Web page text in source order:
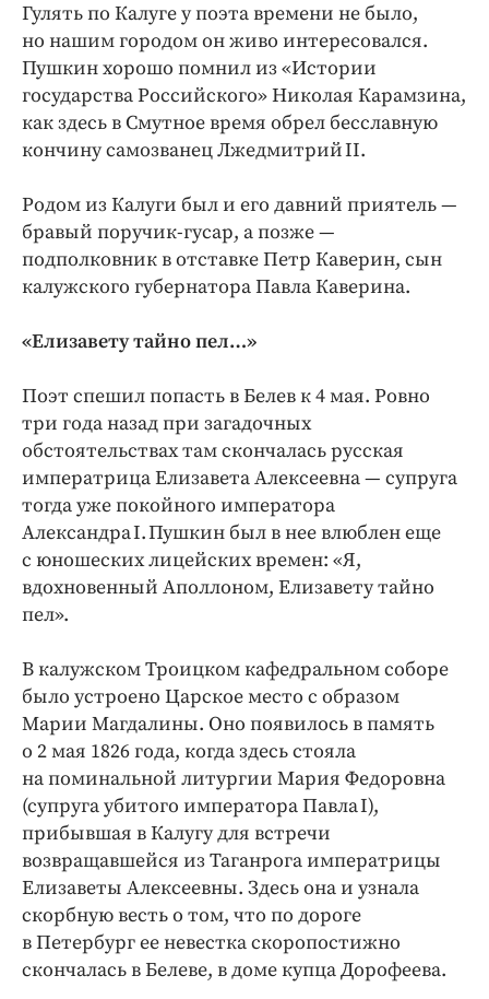
Гулять по Калуге у поэта времени не было,
но нашим городом он живо интересовался.
Пушкин хорошо помнил из «Истории
государства Российского» Николая Карамзина,
как здесь в Смутное время обрел бесславную
кончину самозванец Лжедмитрий II.
Родом из Калуги был и его давний приятель —
бравый поручик-гусар, а позже —
подполковник в отставке Петр Каверин, сын
калужского губернатора Павла Каверина.
«Елизавету тайно пел…»
Поэт спешил попасть в Белев к 4 мая. Ровно
три года назад при загадочных
обстоятельствах там скончалась русская
императрица Елизавета Алексеевна — супруга
тогда уже покойного императора
Александра I. Пушкин был в нее влюблен еще
с юношеских лицейских времен: «Я,
вдохновенный Аполлоном, Елизавету тайно
пел».
В калужском Троицком кафедральном соборе
было устроено Царское место с образом
Марии Магдалины. Оно появилось в память
о 2 мая 1826 года, когда здесь стояла
на поминальной литургии Мария Федоровна
(супруга убитого императора Павла I),
прибывшая в Калугу для встречи
возвращавшейся из Таганрога императрицы
Елизаветы Алексеевны. Здесь она и узнала
скорбную весть о том, что по дороге
в Петербург ее невестка скоропостижно
скончалась в Белеве, в доме купца Дорофеева.